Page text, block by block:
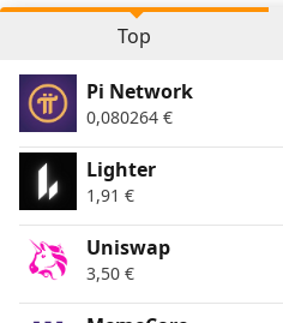
Top
Pi Network
0,080264 €
Lighter
1,91 €
Uniswap
3,50 €